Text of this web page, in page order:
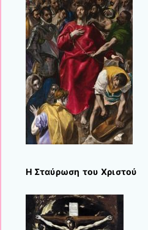
Η Σταύρωση του Χριστού